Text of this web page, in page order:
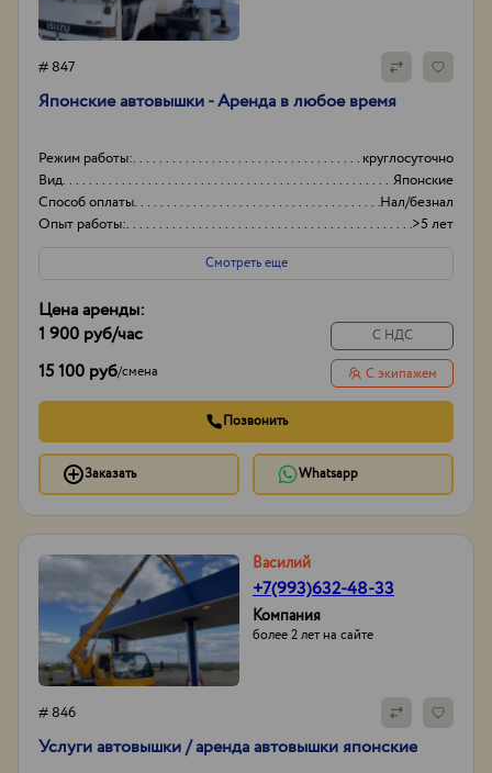
# 847
Японские автовышки - Аренда в любое время
Режим работы:
круглосуточно
Вид
Японские
Способ оплаты
Нал/безнал
Опыт работы:
>5 лет
Смотреть еще
Цена аренды:
1 900 руб/час
15 100 руб/смена
С НДС
С экипажем
Позвонить
Заказать Whatsapp
Василий
+7(993)632-48-33
Компания
более 2 лет на сайте
# 846
Услуги автовышки / аренда автовышки японские